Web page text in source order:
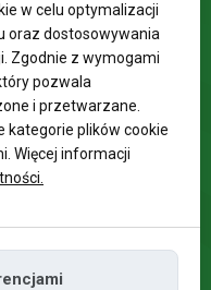
w celu optymalizacji
oraz dostosowywania
Zgodnie z wymogami
pozwala
i przetwarzane.
kategorie plików cookie
Więcej informacji